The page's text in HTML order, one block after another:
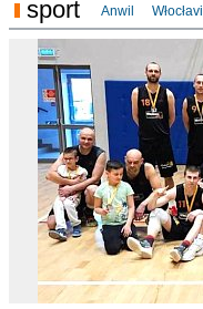
sport Anwil